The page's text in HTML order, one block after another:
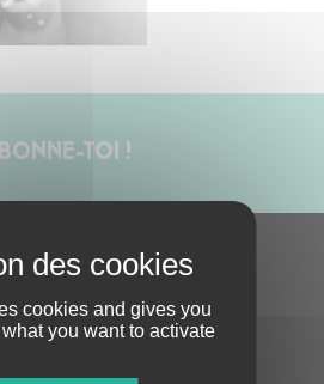
TOI !
À LA NEWSLETTER
cookies and gives you
you want to activate